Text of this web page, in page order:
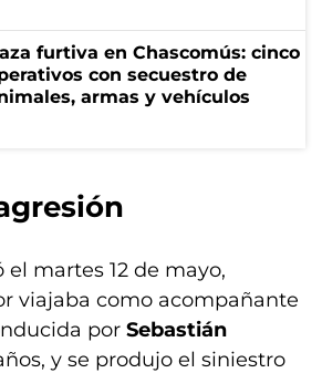
furtiva en Chascomús: cinco
con secuestro de
armas y vehículos
el martes 12 de mayo,
viajaba como acompañante
por Sebastián
y se produjo el siniestro